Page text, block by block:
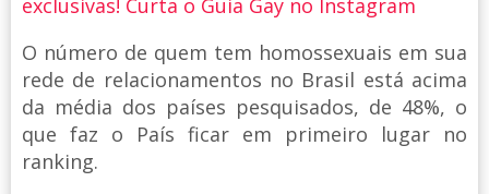
exclusivas! Curta o Guia Gay no Instagram
O número de quem tem homossexuais em sua
rede de relacionamentos no Brasil está acima
da média dos países pesquisados, de 48%, o
que faz o País ficar em primeiro lugar no
ranking.